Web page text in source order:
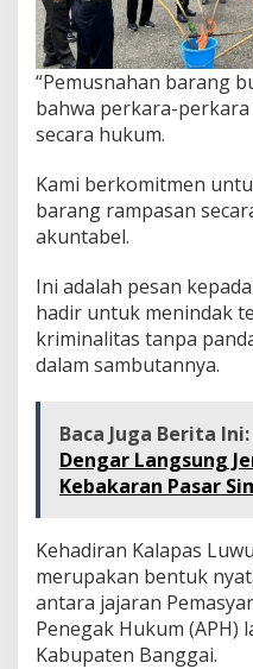
“Pemusnahan barang
bahwa perkara-
secara hukum.
Kami berkomitmen
barang rampasan
akuntabel.
Ini adalah pesan
hadir untuk menindak
kriminalitas tanpa
dalam sambutannya.
Baca Juga Berita Ini:
Dengar Langsung
Kebakaran Pasar
Kehadiran Kalapas
merupakan bentuk
antara jajaran
Penegak Hukum (APH)
Kabupaten Banggai.